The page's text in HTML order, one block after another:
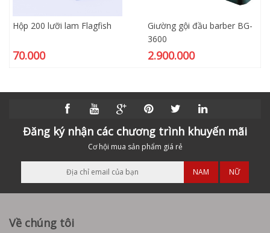
Hộp 200 lưỡi lam Flagfish
70.000
Giường gội đầu barber BG-
3600
2.900.000
Đăng ký nhận các chương trình khuyến mãi
Cơ hội mua sản phẩm giá rẻ
NAM NỮ
Về chúng tôi